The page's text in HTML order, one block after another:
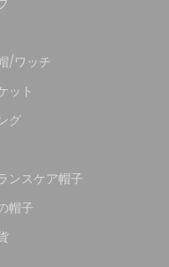
/ワッチ
ット
グ
ンスケア帽子
帽子